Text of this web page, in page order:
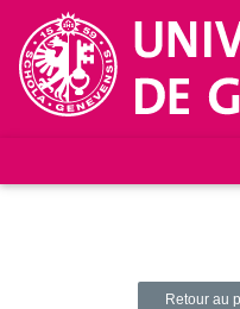
Retour au